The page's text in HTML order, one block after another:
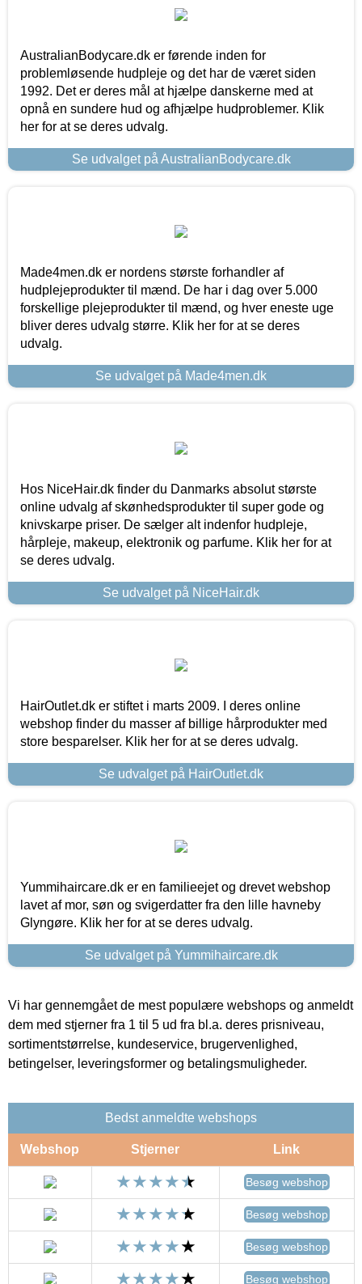
AustralianBodycare.dk er førende inden for
problemløsende hudpleje og det har de været siden
1992. Det er deres mål at hjælpe danskerne med at
opnå en sundere hud og afhjælpe hudproblemer. Klik
her for at se deres udvalg.
Se udvalget på AustralianBodycare.dk
Made4men.dk er nordens største forhandler af
hudplejeprodukter til mænd. De har i dag over 5.000
forskellige plejeprodukter til mænd, og hver eneste uge
bliver deres udvalg større. Klik her for at se deres
udvalg.
Se udvalget på Made4men.dk
Hos NiceHair.dk finder du Danmarks absolut største
online udvalg af skønhedsprodukter til super gode og
knivskarpe priser. De sælger alt indenfor hudpleje,
hårpleje, makeup, elektronik og parfume. Klik her for at
se deres udvalg.
Se udvalget på NiceHair.dk
HairOutlet.dk er stiftet i marts 2009. I deres online
webshop finder du masser af billige hårprodukter med
store besparelser. Klik her for at se deres udvalg.
Se udvalget på HairOutlet.dk
Yummihaircare.dk er en familieejet og drevet webshop
lavet af mor, søn og svigerdatter fra den lille havneby
Glyngøre. Klik her for at se deres udvalg.
Se udvalget på Yummihaircare.dk
Vi har gennemgået de mest populære webshops og anmeldt
dem med stjerner fra 1 til 5 ud fra bl.a. deres prisniveau,
sortimentstørrelse, kundeservice, brugervenlighed,
betingelser, leveringsformer og betalingsmuligheder.
Bedst anmeldte webshops
Webshop Stjerner Link
Besøg webshop
Besøg webshop
Besøg webshop
Besøg webshop